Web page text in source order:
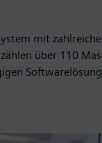
mit
über 110